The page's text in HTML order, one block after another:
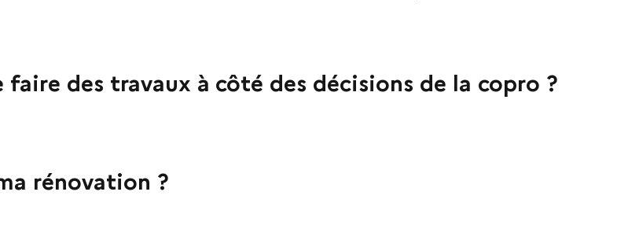
faire des travaux à côté des décisions de la copro ?
rénovation ?